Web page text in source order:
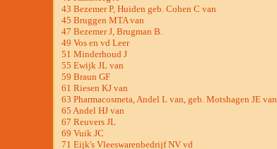
43 Bezemer P, Huiden geb. Cohen C van
45 Bruggen MTA van
47 Bezemer J, Brugman B.
49 Vos en vd Leer
51 Minderhoud J
55 Ewijk JL van
59 Braun GF
61 Riesen KJ van
63 Pharmacosmeta, Andel L van, geb. Motshagen JE van
65 Andel HJ van
67 Reuvers JL
69 Vuik JC
71 Eijk's Vleeswarenbedrijf NV vd